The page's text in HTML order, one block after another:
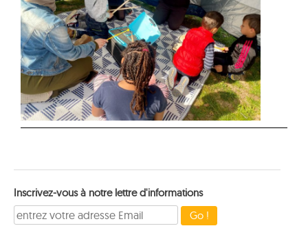
Inscrivez-vous à notre lettre d'informations